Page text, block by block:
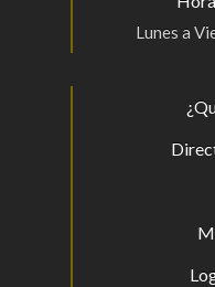
Lunes a